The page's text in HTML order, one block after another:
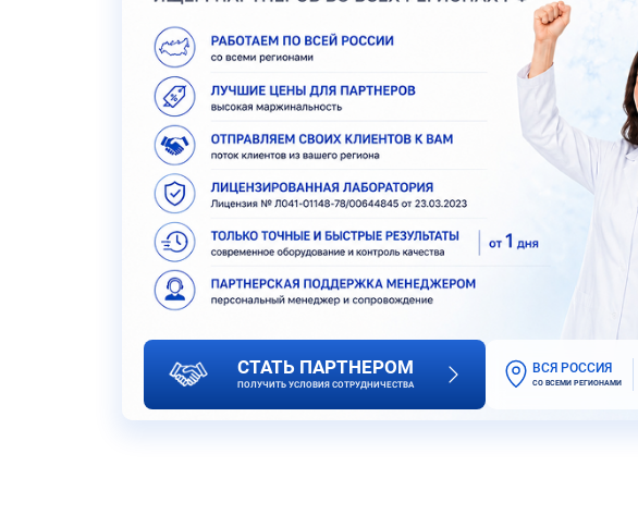
СТАТЬ ПАРТНЕРОМ
ПОЛУЧИТЬ УСЛОВИЯ СОТРУДНИЧЕСТВА
ВСЯ РОССИЯ
СО ВСЕМИ РЕГИОНАМИ